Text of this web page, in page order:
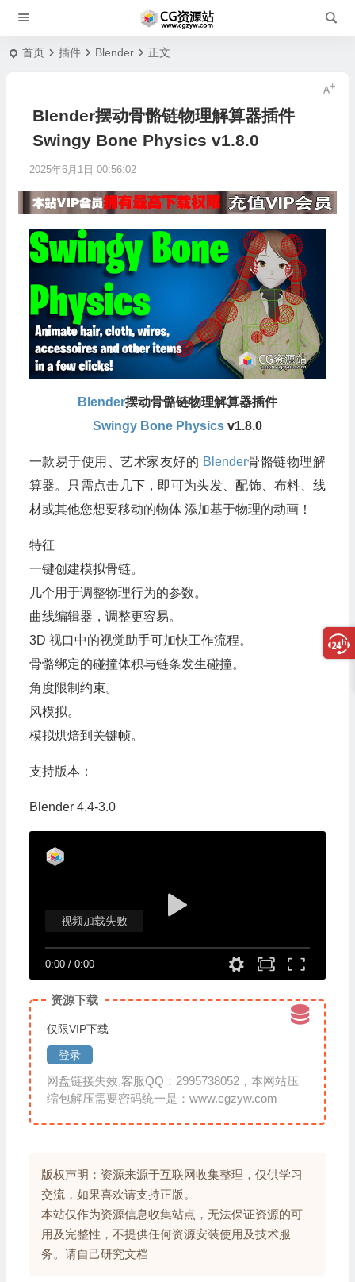
首页 插件 Blender 正文
Blender摆动骨骼链物理解算器插件
Swingy Bone Physics v1.8.0
2025年6月1日 00:56:02
Blender摆动骨骼链物理解算器插件
Swingy Bone Physicsv1.8.0
一款易于使用、艺术家友好的 Blender骨骼链物理解
算器。只需点击几下，即可为头发、配饰、布料、线
材或其他您想要移动的物体 添加基于物理的动画！
特征
一键创建模拟骨链。
几个用于调整物理行为的参数。
曲线编辑器，调整更容易。
3D 视口中的视觉助手可加快工作流程。
骨骼绑定的碰撞体积与链条发生碰撞。
角度限制约束。
风模拟。
模拟烘焙到关键帧。
支持版本：
Blender 4.4-3.0
0:00/ 0:00
视频加载失败
资源下载
仅限VIP下载
登录
网盘链接失效,客服QQ：2995738052，本网站压
缩包解压需要密码统一是：www.cgzyw.com
版权声明：资源来源于互联网收集整理，仅供学习
交流，如果喜欢请支持正版。
本站仅作为资源信息收集站点，无法保证资源的可
用及完整性，不提供任何资源安装使用及技术服
务。请自己研究文档